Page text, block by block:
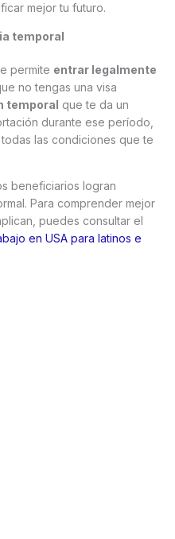
mejor tu futuro.
temporal
permite entrar legalmente
no tengas una visa
temporal que te da un
durante ese período,
las condiciones que te
beneficiarios logran
Para comprender mejor
puedes consultar el
en USA para latinos e